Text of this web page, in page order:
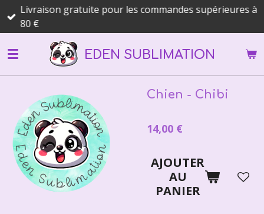
Passer
principal
EDEN SUBLIMATION
Livraison gratuite pour les commandes supérieures à
80 €
Chien - Chibi
14,00 €
AJOUTER
AU
PANIER